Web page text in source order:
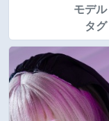
モデル
タグ